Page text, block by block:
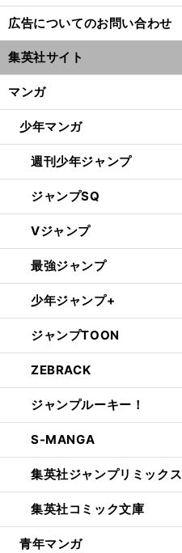
広告についてのお問い合わせ
集英社サイト
マンガ
少年マンガ
週刊少年ジャンプ
ジャンプSQ
Vジャンプ
最強ジャンプ
少年ジャンプ+
ジャンプTOON
ZEBRACK
ジャンプルーキー！
S-MANGA
集英社ジャンプリミックス
集英社コミック文庫
青年マンガ